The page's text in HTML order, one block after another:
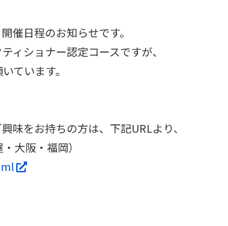
催日程のお知らせです。
ィショナー認定コースですが、
ています。
味をお持ちの方は、下記URLより、
大阪・福岡）